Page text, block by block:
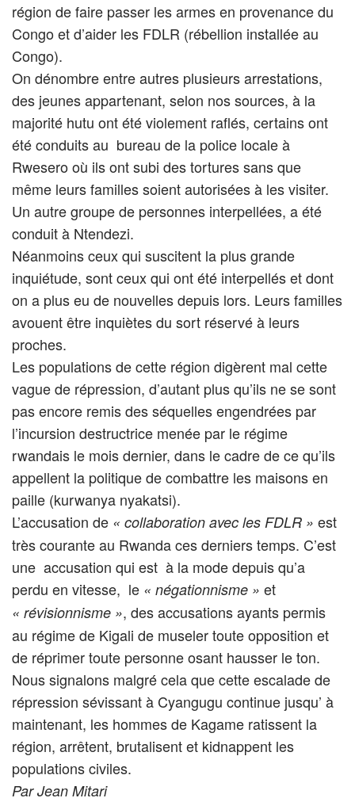
région de faire passer les armes en provenance du
Congo et d’aider les FDLR (rébellion installée au
Congo).
On dénombre entre autres plusieurs arrestations,
des jeunes appartenant, selon nos sources, à la
majorité hutu ont été violement raflés, certains ont
été conduits au bureau de la police locale à
Rwesero où ils ont subi des tortures sans que
même leurs familles soient autorisées à les visiter.
Un autre groupe de personnes interpellées, a été
conduit à Ntendezi.
Néanmoins ceux qui suscitent la plus grande
inquiétude, sont ceux qui ont été interpellés et dont
on a plus eu de nouvelles depuis lors. Leurs familles
avouent être inquiètes du sort réservé à leurs
proches.
Les populations de cette région digèrent mal cette
vague de répression, d’autant plus qu’ils ne se sont
pas encore remis des séquelles engendrées par
l’incursion destructrice menée par le régime
rwandais le mois dernier, dans le cadre de ce qu’ils
appellent la politique de combattre les maisons en
paille (kurwanya nyakatsi).
L’accusation de « collaboration avec les FDLR » est
très courante au Rwanda ces derniers temps. C’est
une accusation qui est à la mode depuis qu’a
perdu en vitesse, le « négationnisme » et
« révisionnisme », des accusations ayants permis
au régime de Kigali de museler toute opposition et
de réprimer toute personne osant hausser le ton.
Nous signalons malgré cela que cette escalade de
répression sévissant à Cyangugu continue jusqu’ à
maintenant, les hommes de Kagame ratissent la
région, arrêtent, brutalisent et kidnappent les
populations civiles.
Par Jean Mitari